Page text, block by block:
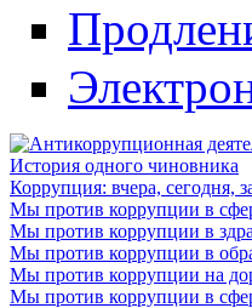
История одного чиновника
Коррупция: вчера, сегодня,
Мы против коррупции в
Мы против коррупции в
Мы против коррупции в
Мы против коррупции на
Мы против коррупции в